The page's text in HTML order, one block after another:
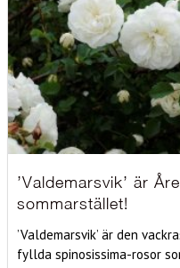
’Valdemarsvik’ är
sommarstället!
’Valdemarsvik’ är den
fyllda spinosissima-rosor